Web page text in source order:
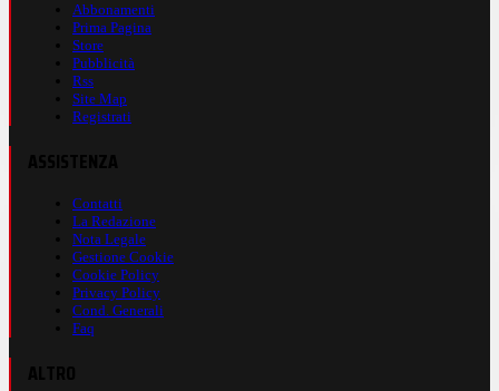
Abbonamenti
Prima Pagina
Store
Pubblicità
Rss
Site Map
Registrati
Contatti
La Redazione
Nota Legale
Gestione Cookie
Cookie Policy
Privacy Policy
Cond. Generali
Faq